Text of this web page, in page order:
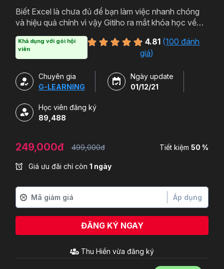
Biết Excel là chưa đủ để bạn làm việc nhanh chóng
và hiệu quả chính vì vậy Gitiho ra mắt khóa học về
văn phòng sẽ tự tin thao tác về những hàm, công cụ
trong Excel và ứng dụng để giải quyết công việc một
Khả dụng với gói hội
viên
4.81 (100 đánh
giá)
Chuyên gia
G-LEARNING
Ngày update
01/12/21
Học viên đăng ký
89,488
249,000đ 499,000đ Tiết kiệm 50 %
Giá ưu đãi chỉ còn 1 ngày
Áp dụng
ĐĂNG KÝ NGAY
Thu Hiền vừa đăng ký